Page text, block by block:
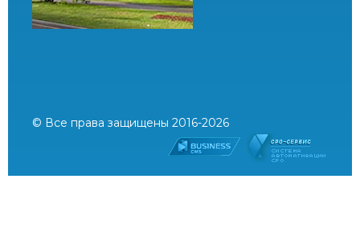
© Все права защищены 2016-2026